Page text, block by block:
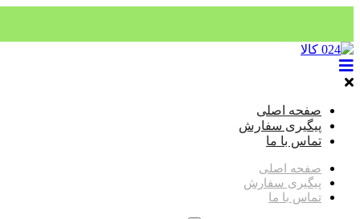
صفحه اصلی
پیگیری سفارش
تماس با ما
صفحه اصلی
پیگیری سفارش
تماس با ما